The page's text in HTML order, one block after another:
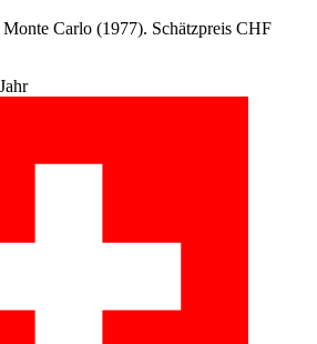
Carlo (1977). Schätzpreis CHF